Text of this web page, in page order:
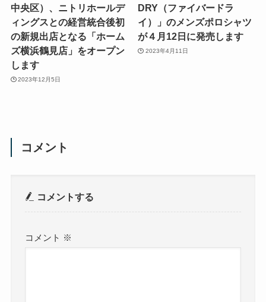
中央区）、ニトリホールデ
ィングスとの経営統合後初
の新規出店となる「ホーム
ズ横浜鶴見店」をオープン
します
2023年12月5日
DRY（ファイバードラ
イ）」のメンズポロシャツ
が４月12日に発売します
2023年4月11日
コメント
コメントする
コメント ※